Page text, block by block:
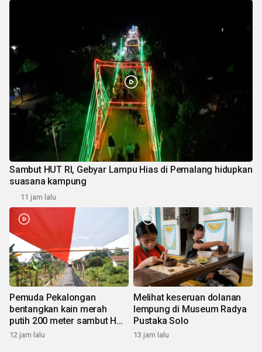
Sambut HUT RI, Gebyar Lampu Hias di Pemalang hidupkan
suasana kampung
11 jam lalu
Pemuda Pekalongan
bentangkan kain merah
putih 200 meter sambut HUT
RI
12 jam lalu
Melihat keseruan dolanan
lempung di Museum Radya
Pustaka Solo
13 jam lalu